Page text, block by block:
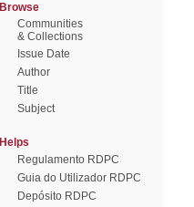
Browse
Communities
& Collections
Issue Date
Author
Title
Subject
Helps
Regulamento RDPC
Guia do Utilizador RDPC
Depósito RDPC